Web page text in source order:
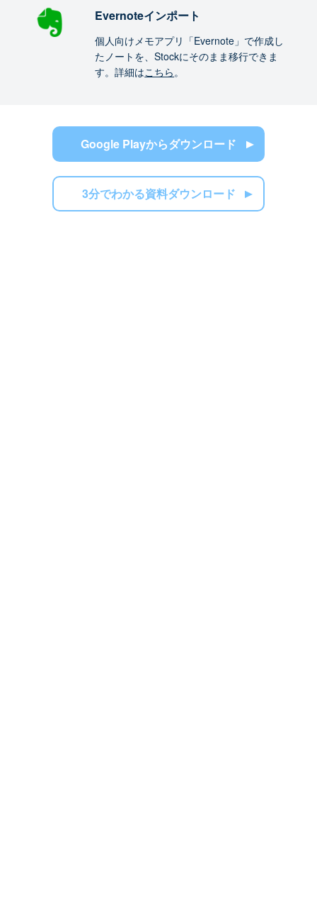
Evernoteインポート
個人向けメモアプリ「Evernote」で作成し
たノートを、Stockにそのまま移行できま
す。詳細はこちら。
Google Playからダウンロード
3分でわかる資料ダウンロード